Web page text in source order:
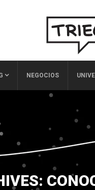
NEGOCIOS